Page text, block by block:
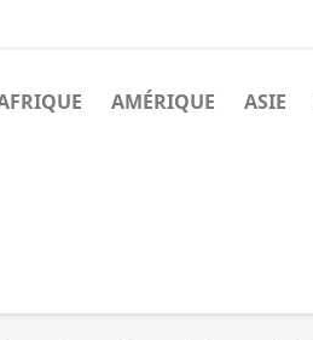
AMÉRIQUE ASIE